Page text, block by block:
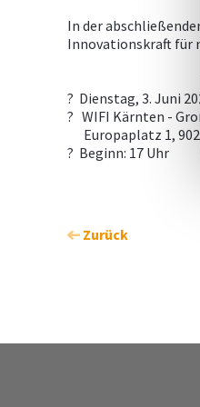
In der
Innovationskraft für
? Dienstag, 3. Juni
? WIFI Kärnten -
Europaplatz 1,
? Beginn: 17 Uhr
Zurück